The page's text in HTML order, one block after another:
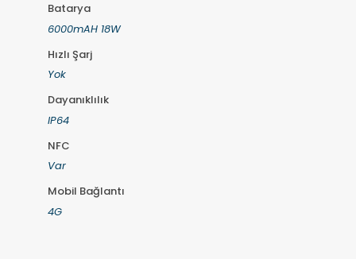
Batarya
6000mAH 18W
Hızlı Şarj
Yok
Dayanıklılık
IP64
NFC
Var
Mobil Bağlantı
4G